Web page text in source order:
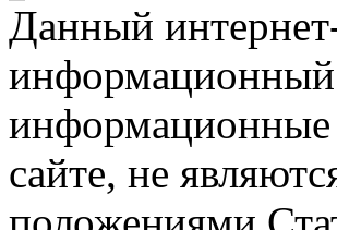
Данный
информационный
сайте, не